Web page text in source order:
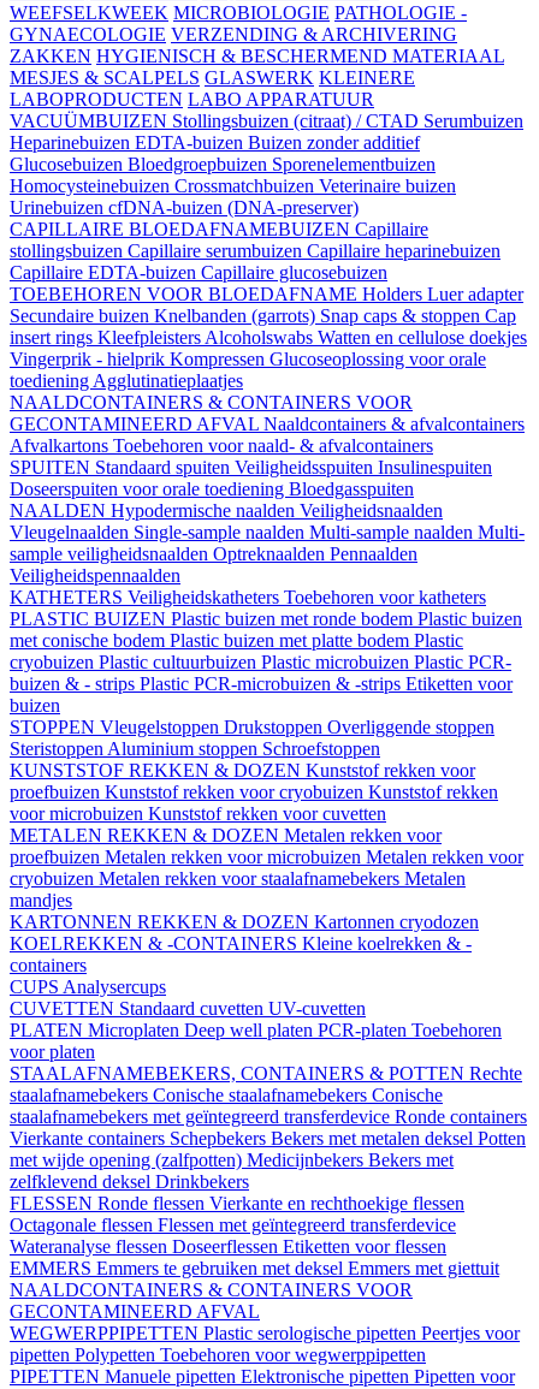
WEEFSELKWEEK MICROBIOLOGIE PATHOLOGIE -
GYNAECOLOGIE VERZENDING & ARCHIVERING
ZAKKEN HYGIENISCH & BESCHERMEND MATERIAAL
MESJES & SCALPELS GLASWERK KLEINERE
LABOPRODUCTEN LABO APPARATUUR
VACUÜMBUIZEN Stollingsbuizen (citraat) / CTAD Serumbuizen
Heparinebuizen EDTA-buizen Buizen zonder additief
Glucosebuizen Bloedgroepbuizen Sporenelementbuizen
Homocysteinebuizen Crossmatchbuizen Veterinaire buizen
Urinebuizen cfDNA-buizen (DNA-preserver)
CAPILLAIRE BLOEDAFNAMEBUIZEN Capillaire
stollingsbuizen Capillaire serumbuizen Capillaire heparinebuizen
Capillaire EDTA-buizen Capillaire glucosebuizen
TOEBEHOREN VOOR BLOEDAFNAME Holders Luer adapter
Secundaire buizen Knelbanden (garrots) Snap caps & stoppen Cap
insert rings Kleefpleisters Alcoholswabs Watten en cellulose doekjes
Vingerprik - hielprik Kompressen Glucoseoplossing voor orale
toediening Agglutinatieplaatjes
NAALDCONTAINERS & CONTAINERS VOOR
GECONTAMINEERD AFVAL Naaldcontainers & afvalcontainers
Afvalkartons Toebehoren voor naald- & afvalcontainers
SPUITEN Standaard spuiten Veiligheidsspuiten Insulinespuiten
Doseerspuiten voor orale toediening Bloedgasspuiten
NAALDEN Hypodermische naalden Veiligheidsnaalden
Vleugelnaalden Single-sample naalden Multi-sample naalden Multi-
sample veiligheidsnaalden Optreknaalden Pennaalden
Veiligheidspennaalden
KATHETERS Veiligheidskatheters Toebehoren voor katheters
PLASTIC BUIZEN Plastic buizen met ronde bodem Plastic buizen
met conische bodem Plastic buizen met platte bodem Plastic
cryobuizen Plastic cultuurbuizen Plastic microbuizen Plastic PCR-
buizen & - strips Plastic PCR-microbuizen & -strips Etiketten voor
buizen
STOPPEN Vleugelstoppen Drukstoppen Overliggende stoppen
Steristoppen Aluminium stoppen Schroefstoppen
KUNSTSTOF REKKEN & DOZEN Kunststof rekken voor
proefbuizen Kunststof rekken voor cryobuizen Kunststof rekken
voor microbuizen Kunststof rekken voor cuvetten
METALEN REKKEN & DOZEN Metalen rekken voor
proefbuizen Metalen rekken voor microbuizen Metalen rekken voor
cryobuizen Metalen rekken voor staalafnamebekers Metalen
mandjes
KARTONNEN REKKEN & DOZEN Kartonnen cryodozen
KOELREKKEN & -CONTAINERS Kleine koelrekken & -
containers
CUPS Analysercups
CUVETTEN Standaard cuvetten UV-cuvetten
PLATEN Microplaten Deep well platen PCR-platen Toebehoren
voor platen
STAALAFNAMEBEKERS, CONTAINERS & POTTEN Rechte
staalafnamebekers Conische staalafnamebekers Conische
staalafnamebekers met geïntegreerd transferdevice Ronde containers
Vierkante containers Schepbekers Bekers met metalen deksel Potten
met wijde opening (zalfpotten) Medicijnbekers Bekers met
zelfklevend deksel Drinkbekers
FLESSEN Ronde flessen Vierkante en rechthoekige flessen
Octagonale flessen Flessen met geïntegreerd transferdevice
Wateranalyse flessen Doseerflessen Etiketten voor flessen
EMMERS Emmers te gebruiken met deksel Emmers met giettuit
NAALDCONTAINERS & CONTAINERS VOOR
GECONTAMINEERD AFVAL
WEGWERPPIPETTEN Plastic serologische pipetten Peertjes voor
pipetten Polypetten Toebehoren voor wegwerppipetten
PIPETTEN Manuele pipetten Elektronische pipetten Pipetten voor